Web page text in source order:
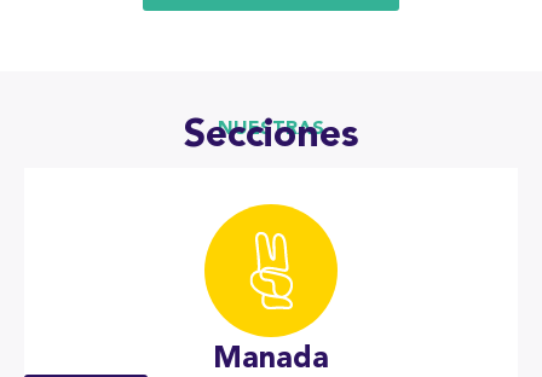
NUESTRAS
Secciones
Manada